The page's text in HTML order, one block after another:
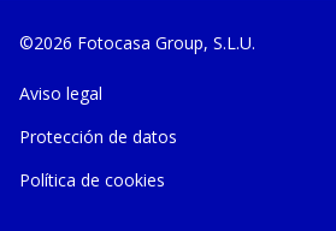
©2026 Fotocasa Group, S.L.U.
Aviso legal
Protección de datos
Política de cookies